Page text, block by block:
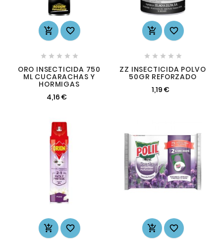
 
    
ORO INSECTICIDA 750
ML CUCARACHAS Y
HORMIGAS
4,16 €
 
    
ZZ INSECTICIDA POLVO
50GR REFORZADO
1,19 €
   